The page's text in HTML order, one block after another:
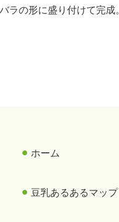
の形に盛り付けて完成。
ホーム
豆乳あるあるマップ